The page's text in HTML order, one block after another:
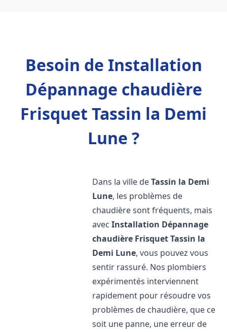
Besoin de Installation
Dépannage chaudière
Frisquet Tassin la Demi
Lune ?
Dans la ville deTassin la Demi
Lune, les problèmes de
chaudière sont fréquents, mais
avecInstallation Dépannage
chaudière FrisquetTassin la
Demi Lune, vous pouvez vous
sentir rassuré. Nos plombiers
expérimentés interviennent
rapidement pour résoudre vos
problèmes de chaudière, que ce
soit une panne, une erreur de